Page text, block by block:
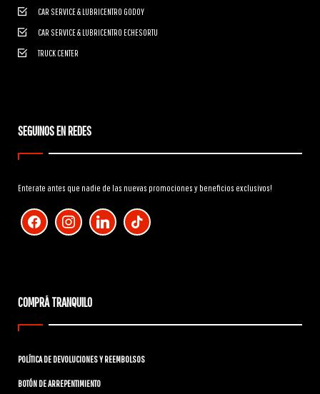
CAR SERVICE & LUBRICENTRO GODOY
CAR SERVICE & LUBRICENTRO ECHESORTU
TRUCK CENTER
SEGUINOS EN REDES
Enterate antes que nadie de las nuevas promociones y beneficios exclusivos!
facebook instagram linkedin tiktok
COMPRÁ TRANQUILO
POLÍTICA DE DEVOLUCIONES Y REEMBOLSOS
BOTÓN DE ARREPENTIMIENTO